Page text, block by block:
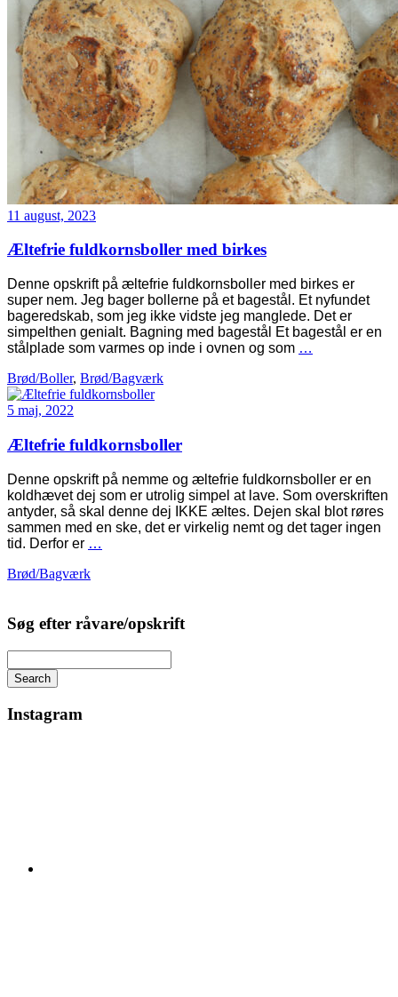
11 august, 2023
Æltefrie fuldkornsboller med birkes
Denne opskrift på æltefrie fuldkornsboller med birkes er
super nem. Jeg bager bollerne på et bagestål. Et nyfundet
bageredskab, som jeg ikke vidste jeg manglede. Det er
simpelthen genialt. Bagning med bagestål Et bagestål er en
stålplade som varmes op inde i ovnen og som …
Brød/Boller, Brød/Bagværk
5 maj, 2022
Æltefrie fuldkornsboller
Denne opskrift på nemme og æltefrie fuldkornsboller er en
koldhævet dej som er utrolig simpel at lave. Som overskriften
antyder, så skal denne dej IKKE æltes. Dejen skal blot røres
sammen med en ske, det er virkelig nemt og det tager ingen
tid. Derfor er …
Brød/Bagværk
Søg efter råvare/opskrift
Search
Instagram